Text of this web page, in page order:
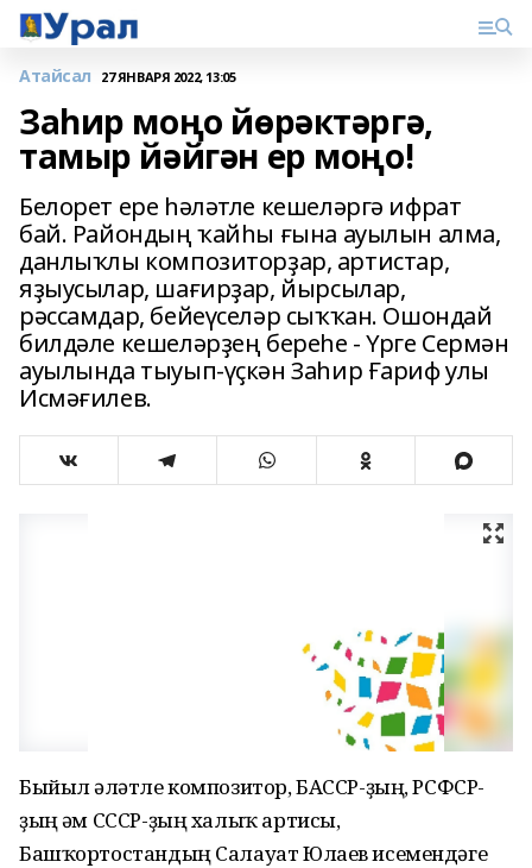
Атайсал 27 ЯНВАРЯ 2022, 13:05
Заһир моңо йөрәктәргә,
тамыр йәйгән ер моңо!
Белорет ере һәләтле кешеләргә ифрат
бай. Райондың ҡайһы ғына ауылын алма,
данлыҡлы композиторҙар, артистар,
яҙыусылар, шағирҙар, йырсылар,
рәссамдар, бейеүселәр сыҡҡан. Ошондай
билдәле кешеләрҙең береһе - Үрге Сермән
ауылында тыуып-үҫкән Заһир Ғариф улы
Исмәғилев.
Быйыл һәләтле композитор, БАССР-ҙың, РСФСР-
ҙың һәм СССР-ҙың халыҡ артисы,
Башҡортостандың Салауат Юлаев исемендәге